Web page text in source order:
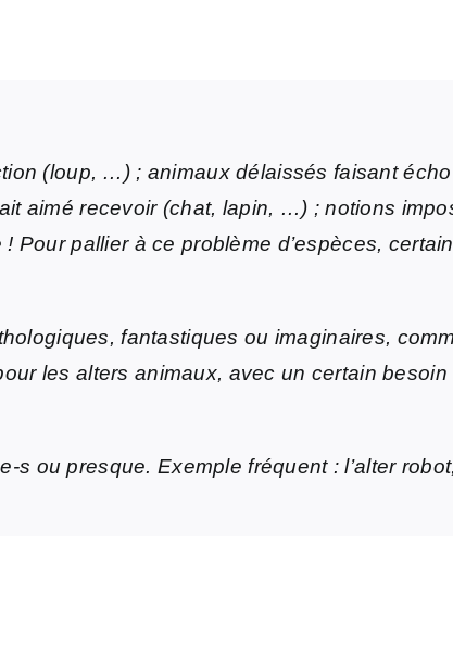
(loup, …) ; animaux délaissés faisant
aimé recevoir (chat, lapin, …) ; notions
Pour pallier à ce problème d’espèces,
fantastiques ou imaginaires,
les alters animaux, avec un certain besoin
ou presque. Exemple fréquent : l’alter